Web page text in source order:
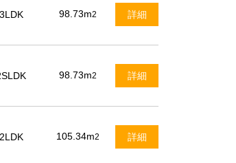
3LDK 98.73m2 詳細
98.73m2 詳細
2LDK 105.34m2 詳細